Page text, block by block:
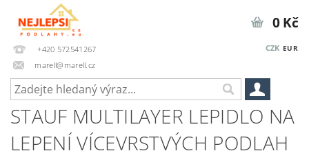
+420 572541267
marell@marell.cz
CZK EUR
0 Kč
STAUF MULTILAYER LEPIDLO NA
LEPENÍ VÍCEVRSTVÝCH PODLAH